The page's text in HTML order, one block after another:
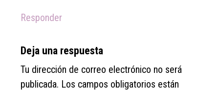
Responder
Deja una respuesta
Tu dirección de correo electrónico no será
publicada. Los campos obligatorios están